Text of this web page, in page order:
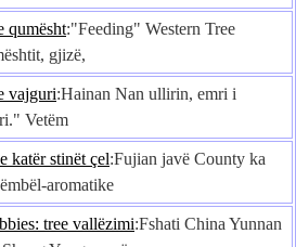
qumësht:"Feeding" Western Tree
gjizë,
vajguri:Hainan Nan ullirin, emri i
Vetëm
katër stinët çel:Fujian javë County ka
aromatike
tree vallëzimi:Fshati China Yunnan